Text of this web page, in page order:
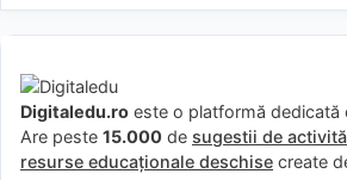
Digitaledu.ro este o platformă dedicată
Are peste 15.000 de sugestii de
resurse educaționale deschise create